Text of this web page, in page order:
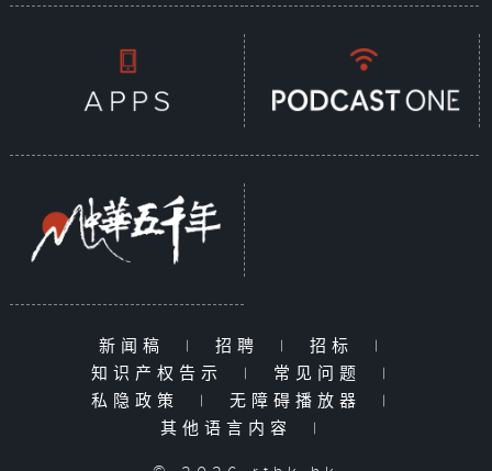
新闻稿 | 招聘 | 招标
|
知识产权告示
| 常见问题
|
私隐政策
| 无障碍播放器
|
其他语言内容
|